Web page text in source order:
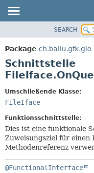
PACKAGE
KLASSE
BAUM
INDEX
SEARCH
Package ch.bailu.gtk.gio
Schnittstelle
Umschließende Klasse:
FileIface
Funktionsschnittstelle:
Dies ist eine funktionale
Zuweisungsziel für einen
Methodenreferenz
@FunctionalInterface